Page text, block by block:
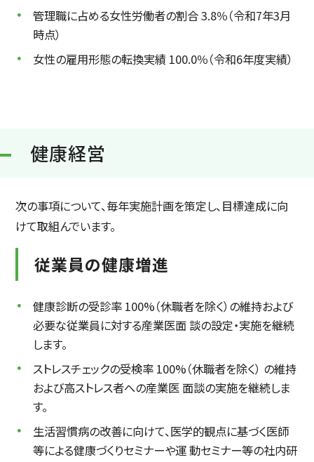
管理職に占める女性労働者の割合 3.8％（令和7年3月
時点）
女性の雇用形態の転換実績 100.0％（令和6年度実績）
健康経営
次の事項について、毎年実施計画を策定し、目標達成に向
けて取組んでいます。
従業員の健康増進
健康診断の受診率 100%（休職者を除く）の維持および
必要な従業員に対する産業医面 談の設定・実施を継続
します。
ストレスチェックの受検率 100%（休職者を除く） の維持
および高ストレス者への産業医 面談の実施を継続しま
す。
生活習慣病の改善に向けて、医学的観点に基づく医師
等による健康づくりセミナーや運 動セミナー等の社内研